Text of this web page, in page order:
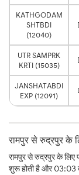
KATHGODAM
SHTBDI
(12040)
UTR SAMPRK
KRTI (15035)
JANSHATABDI
EXP (12091)
रामपुर से रुद्रपुर के
रामपुर से रुद्रपुर के
शुरू होती है और 03:03